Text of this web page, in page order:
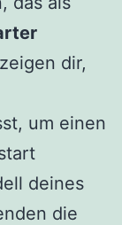
dir,
um einen
deines
die